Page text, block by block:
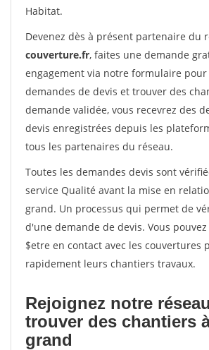
Habitat.
Devenez dès à présent partenaire du
couverture.fr, faites une demande
engagement via notre formulaire pour
demandes de devis et trouver des
demande validée, vous recevrez des
devis enregistrées depuis les
tous les partenaires du réseau.
Toutes les demandes devis sont
service Qualité avant la mise en
grand. Un processus qui permet de
d'une demande de devis. Vous
$etre en contact avec les couvertures
rapidement leurs chantiers travaux.
Rejoignez notre
trouver des chantiers
grand